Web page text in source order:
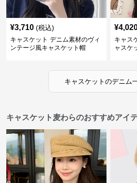
¥3,710 (税込)
キャスケット デニム素材のヴィ
ンテージ風キャスケット帽
¥
キャス
ャスケ
キャスケットのデニム
キャスケット麦わらのおすすめアイ